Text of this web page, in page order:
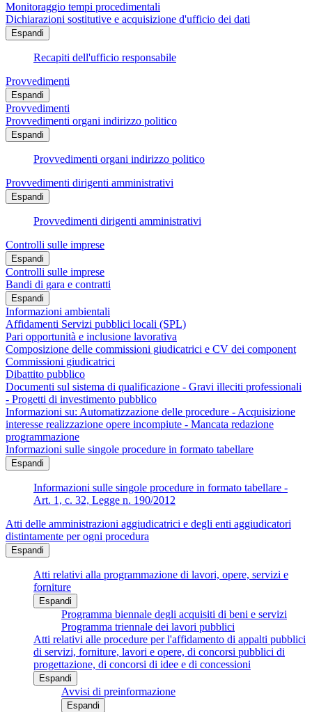
Monitoraggio tempi procedimentali
Dichiarazioni sostitutive e acquisizione d'ufficio dei dati
Espandi
Recapiti dell'ufficio responsabile
Provvedimenti
Espandi
Provvedimenti
Provvedimenti organi indirizzo politico
Espandi
Provvedimenti organi indirizzo politico
Provvedimenti dirigenti amministrativi
Espandi
Provvedimenti dirigenti amministrativi
Controlli sulle imprese
Espandi
Controlli sulle imprese
Bandi di gara e contratti
Espandi
Informazioni ambientali
Affidamenti Servizi pubblici locali (SPL)
Pari opportunità e inclusione lavorativa
Composizione delle commissioni giudicatrici e CV dei component
Commissioni giudicatrici
Dibattito pubblico
Documenti sul sistema di qualificazione - Gravi illeciti professionali
- Progetti di investimento pubblico
Informazioni su: Automatizzazione delle procedure - Acquisizione
interesse realizzazione opere incompiute - Mancata redazione
programmazione
Informazioni sulle singole procedure in formato tabellare
Espandi
Informazioni sulle singole procedure in formato tabellare -
Art. 1, c. 32, Legge n. 190/2012
Atti delle amministrazioni aggiudicatrici e degli enti aggiudicatori
distintamente per ogni procedura
Espandi
Atti relativi alla programmazione di lavori, opere, servizi e
forniture
Espandi
Programma biennale degli acquisiti di beni e servizi
Programma triennale dei lavori pubblici
Atti relativi alle procedure per l'affidamento di appalti pubblici
di servizi, forniture, lavori e opere, di concorsi pubblici di
progettazione, di concorsi di idee e di concessioni
Espandi
Avvisi di preinformazione
Espandi